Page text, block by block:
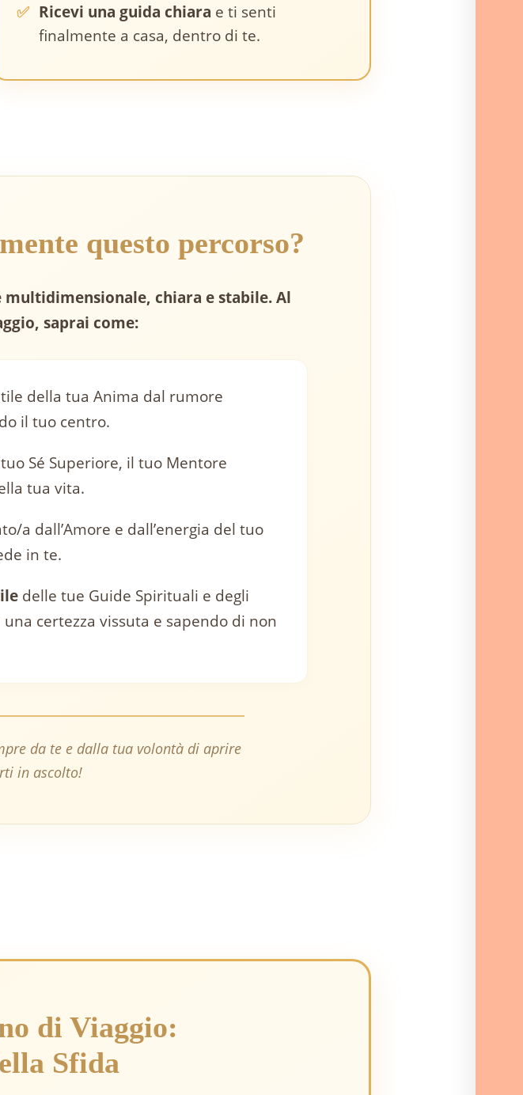
✅ Ricevi una guida chiara e ti senti
finalmente a casa, dentro di te.
questo percorso?
chiara e stabile. Al
saprai come:
della tua Anima dal rumore
il tuo centro.
Sé Superiore, il tuo Mentore
tua vita.
a dall’Amore e dall’energia del tuo
in te.
delle tue Guide Spirituali e degli
certezza vissuta e sapendo di non
da te e dalla tua volontà di aprire
in ascolto!
di Viaggio:
Sfida